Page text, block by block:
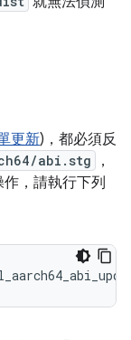
更新)，都必須反
abi.stg
，
，請執行下列